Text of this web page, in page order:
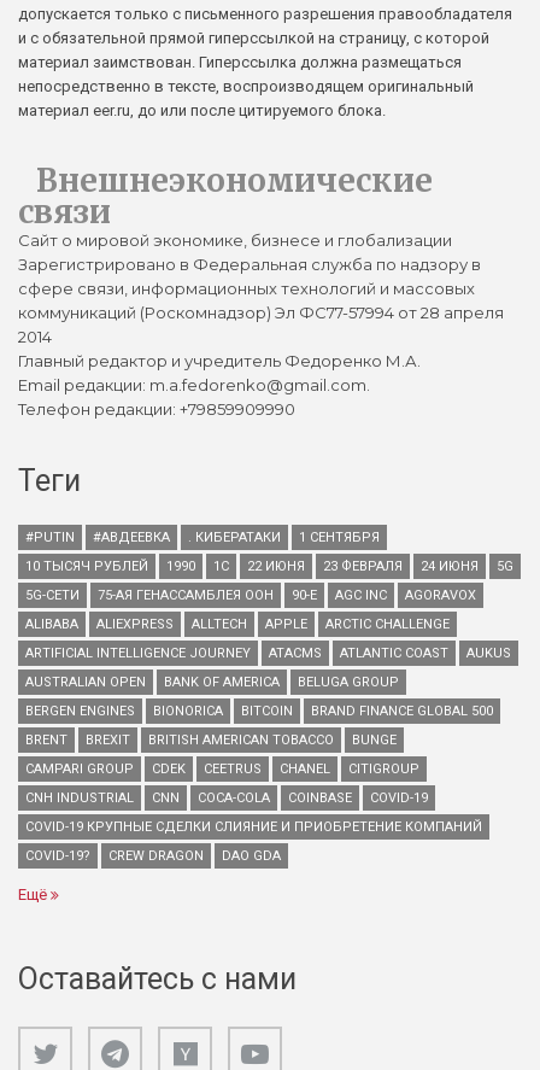
допускается только с письменного разрешения правообладателя
и с обязательной прямой гиперссылкой на страницу, с которой
материал заимствован. Гиперссылка должна размещаться
непосредственно в тексте, воспроизводящем оригинальный
материал eer.ru, до или после цитируемого блока.
Внешнеэкономические
связи
Сайт о мировой экономике, бизнесе и глобализации
Зарегистрировано в Федеральная служба по надзору в
сфере связи, информационных технологий и массовых
коммуникаций (Роскомнадзор) Эл ФС77-57994 от 28 апреля
2014
Главный редактор и учредитель Федоренко М.А.
Email редакции: m.a.fedorenko@gmail.com.
Телефон редакции: +79859909990
Теги
#PUTIN #АВДЕЕВКА . КИБЕРАТАКИ
1 СЕНТЯБРЯ
10 ТЫСЯЧ РУБЛЕЙ
1990 1С 22 ИЮНЯ 23 ФЕВРАЛЯ 24 ИЮНЯ
5G
5G-СЕТИ
75-АЯ ГЕНАССАМБЛЕЯ ООН 90-Е AGC INC
AGORAVOX
ALIBABA
ALIEXPRESS ALLTECH APPLE
ARCTIC CHALLENGE
ARTIFICIAL INTELLIGENCE JOURNEY
ATACMS ATLANTIC COAST
AUKUS
AUSTRALIAN OPEN
BANK OF AMERICA
BELUGA GROUP
BERGEN ENGINES
BIONORICA BITCOIN
BRAND FINANCE GLOBAL 500
BRENT
BREXIT BRITISH AMERICAN TOBACCO
BUNGE
CAMPARI GROUP
CDEK CEETRUS CHANEL
CITIGROUP
CNH INDUSTRIAL
CNN COCA-COLA COINBASE
COVID-19
COVID-19 КРУПНЫЕ СДЕЛКИ СЛИЯНИЕ И ПРИОБРЕТЕНИЕ КОМПАНИЙ
COVID-19?
CREW DRAGON DAO GDA
Ещё
Оставайтесь с нами